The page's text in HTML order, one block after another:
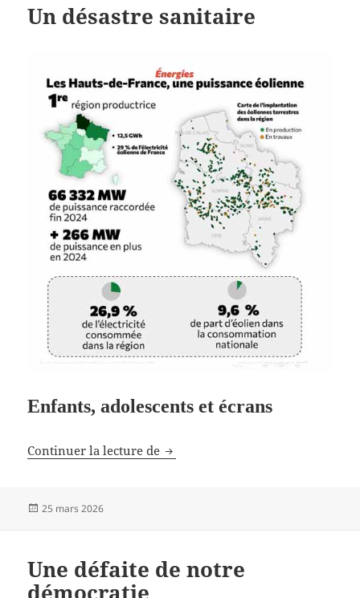
Un désastre sanitaire
Enfants, adolescents et écrans
Continuer la lecture de Un désastre sanitaire
Publié
25 mars 2026
Une défaite de notre